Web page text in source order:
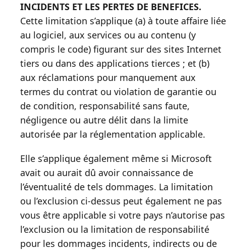
INCIDENTS ET LES PERTES DE BENEFICES.
Cette limitation s’applique (a) à toute affaire liée
au logiciel, aux services ou au contenu (y
compris le code) figurant sur des sites Internet
tiers ou dans des applications tierces ; et (b)
aux réclamations pour manquement aux
termes du contrat ou violation de garantie ou
de condition, responsabilité sans faute,
négligence ou autre délit dans la limite
autorisée par la réglementation applicable.
Elle s’applique également même si Microsoft
avait ou aurait dû avoir connaissance de
l’éventualité de tels dommages. La limitation
ou l’exclusion ci-dessus peut également ne pas
vous être applicable si votre pays n’autorise pas
l’exclusion ou la limitation de responsabilité
pour les dommages incidents, indirects ou de